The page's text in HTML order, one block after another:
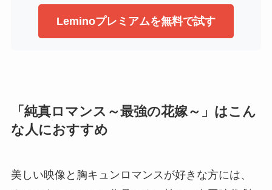
Leminoプレミアムを無料で試す
「純真ロマンス～最強の花嫁～」はこん
な人におすすめ
美しい映像と胸キュンロマンスが好きな方には、